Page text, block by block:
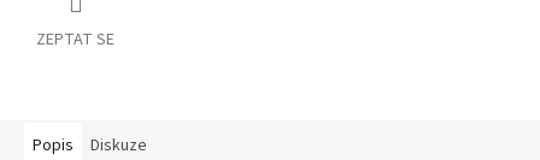
ZEPTAT SE
Popis Diskuze